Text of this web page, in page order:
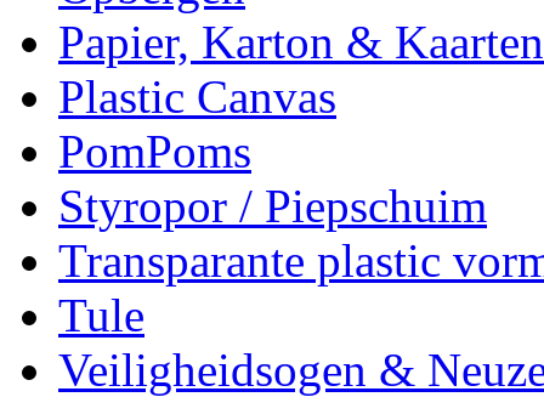
Papier, Karton & Kaarten
Plastic Canvas
PomPoms
Styropor / Piepschuim
Transparante plastic
Tule
Veiligheidsogen &